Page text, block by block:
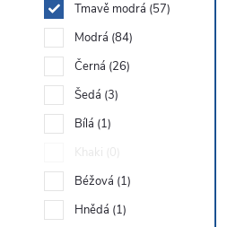
Tmavě modrá 57
Modrá 84
Černá 26
Šedá 3
Bílá 1
Khaki
0
Béžová 1
Hnědá 1